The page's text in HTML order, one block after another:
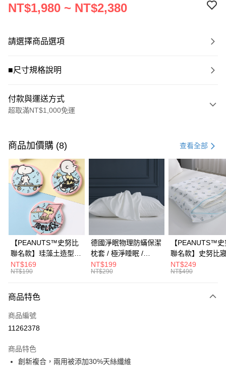
NT$1,980 ~ NT$2,380
請選擇商品選項
■尺寸規格說明
付款與運送方式
超取滿NT$1,000免運
信用卡一次付款
信用卡分期付款
3 期 0 利率 每期NT$660 21家銀行
合作金庫商業銀行
第一商業銀行
華南商業銀行
彰化商業銀行
上海商業儲蓄銀行
台北富邦商業銀行
國泰世華商業銀行
臺灣中小企業銀行
台中商業銀行
匯豐（台灣）商業銀行
華泰商業銀行
聯邦商業銀行
遠東國際商業銀行
元大商業銀行
台灣樂天信用卡公司
超商取貨付款
LINE Pay
Apple Pay
街口支付
悠遊付
Google Pay
全盈+PAY
大哥付你分期
【大哥付你分期使用說明】
1.本服務由台灣大哥大提供，台灣大哥大用戶可立即使用無須另外申請。
AFTEE先享後付
商品加價購 (8) 查看全部
【PEANUTS™史努比
聯名款】珪藻土造型杯
墊 / 多款任選 /
HOYACASA
NT$169
NT$190
德國淨眠物理防蟎保潔
枕套 / 極淨睡眠 /
HOYACASA
NT$199
NT$290
【PEANUTS™
聯名款】史努比
衣袋 /
NT$249
NT$490
商品特色
商品編號
11262378
商品特色
創新複合，兩用被添加30%天絲纖維